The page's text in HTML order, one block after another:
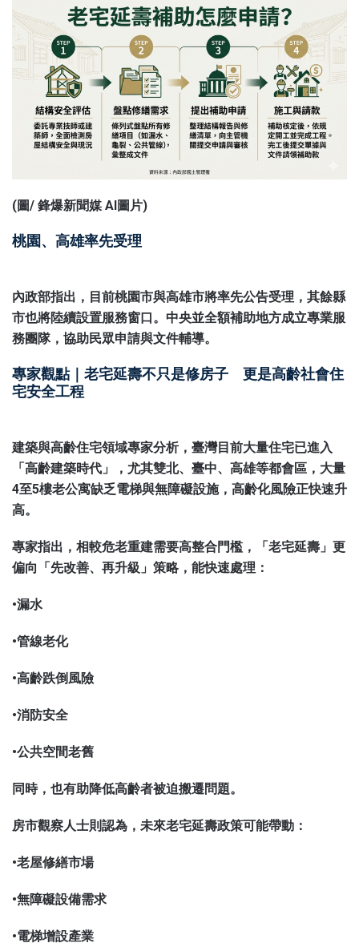
(圖/ 鋒爆新聞媒 AI圖片)
桃園、高雄率先受理
內政部指出，目前桃園市與高雄市將率先公告受理，其餘縣
市也將陸續設置服務窗口。中央並全額補助地方成立專業服
務團隊，協助民眾申請與文件輔導。
專家觀點｜老宅延壽不只是修房子 更是高齡社會住
宅安全工程
建築與高齡住宅領域專家分析，臺灣目前大量住宅已進入
「高齡建築時代」，尤其雙北、臺中、高雄等都會區，大量
4至5樓老公寓缺乏電梯與無障礙設施，高齡化風險正快速升
高。
專家指出，相較危老重建需要高整合門檻，「老宅延壽」更
偏向「先改善、再升級」策略，能快速處理：
•漏水
•管線老化
•高齡跌倒風險
•消防安全
•公共空間老舊
同時，也有助降低高齡者被迫搬遷問題。
房市觀察人士則認為，未來老宅延壽政策可能帶動：
•老屋修繕市場
•無障礙設備需求
•電梯增設產業